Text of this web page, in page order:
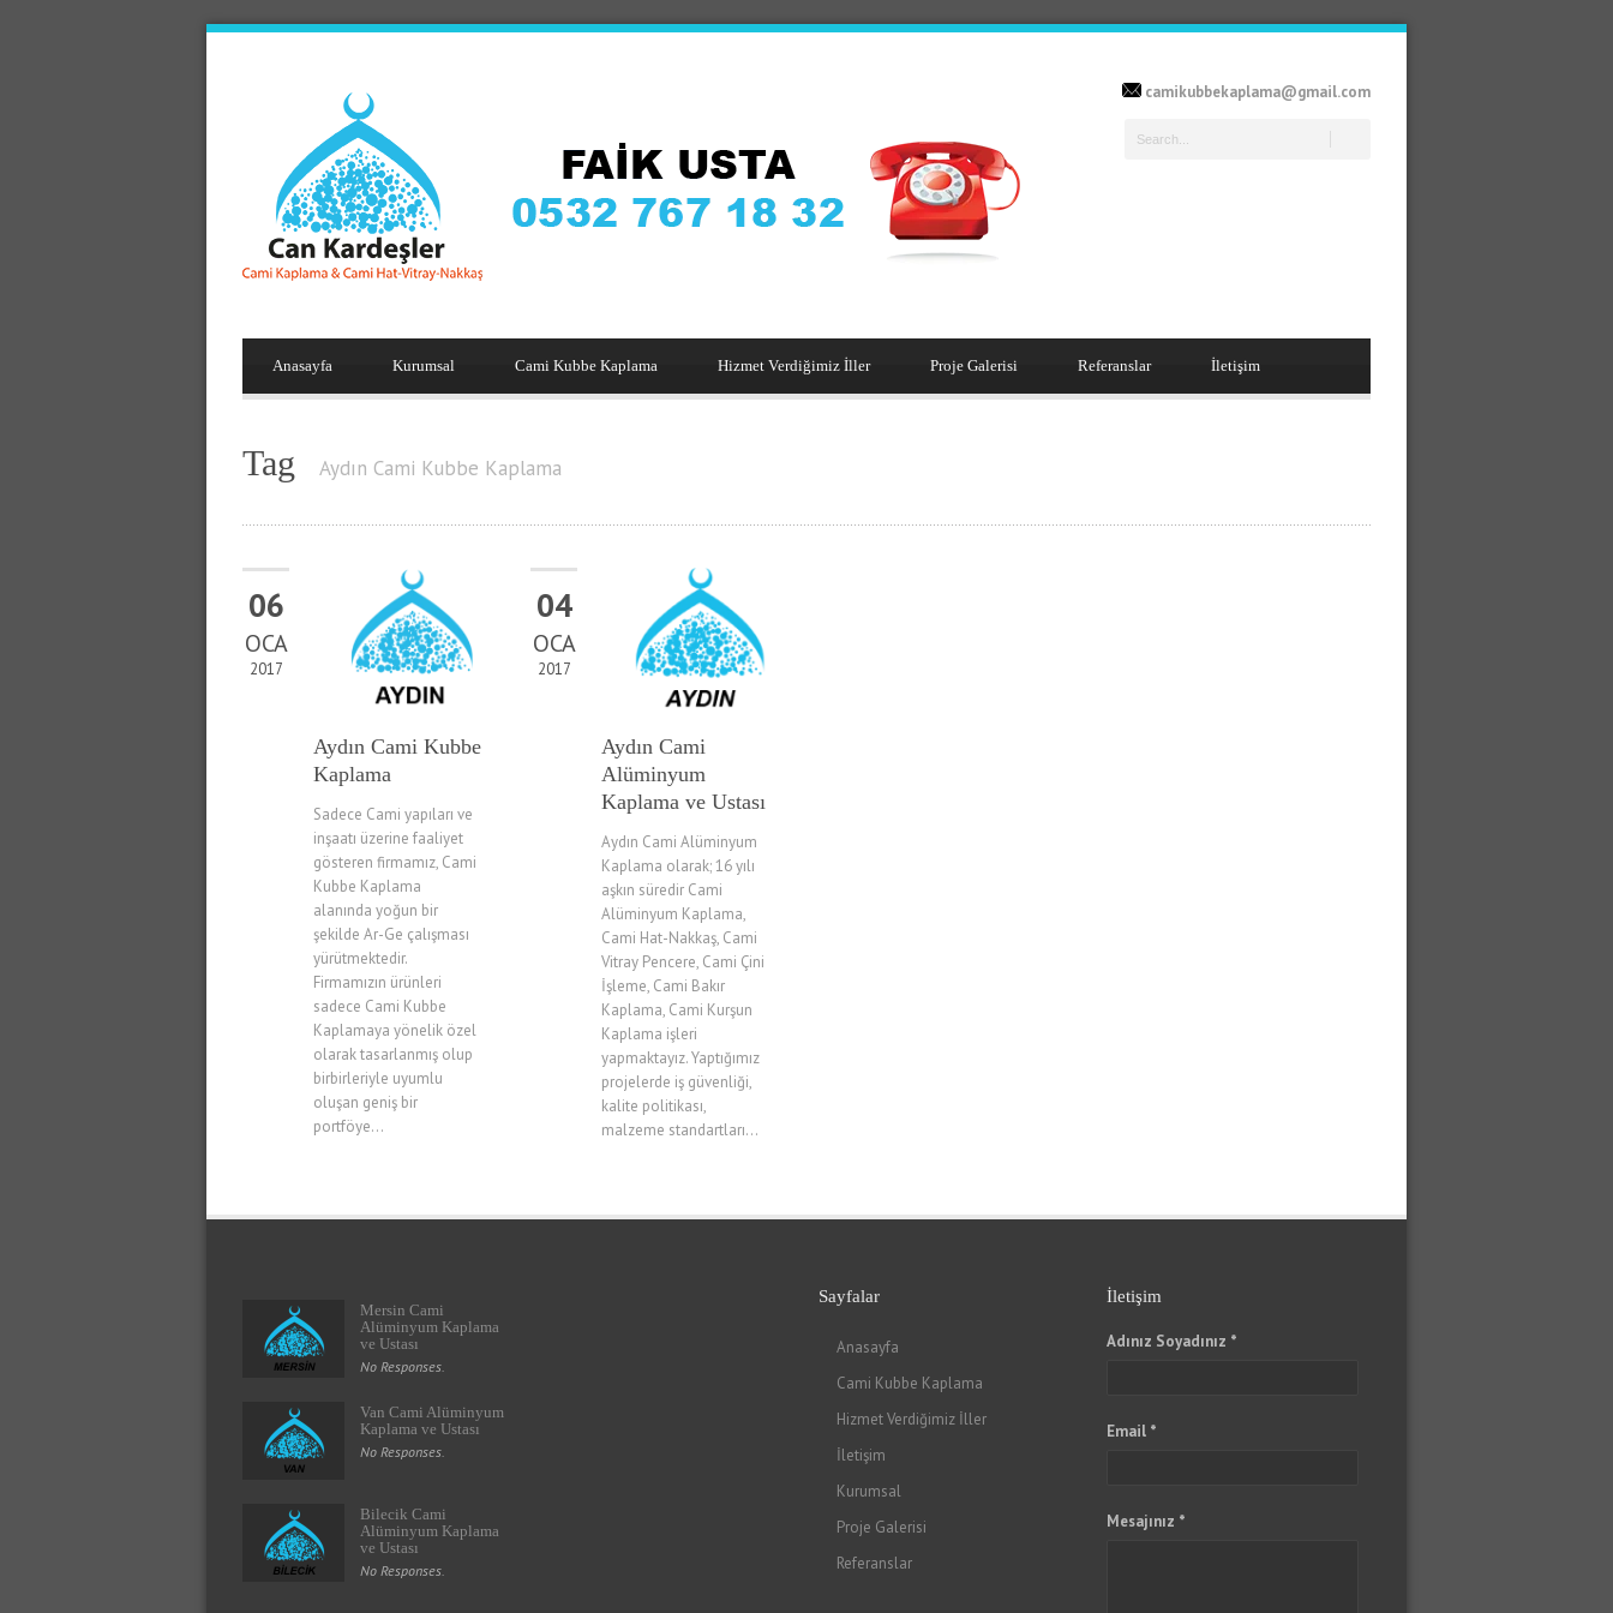
camikubbekaplama@gmail.com
Anasayfa Kurumsal Cami Kubbe Kaplama Hizmet Verdiğimiz İller Proje Galerisi Referanslar İletişim
Tag Aydın Cami Kubbe Kaplama
06
OCA
2017
Aydın Cami Kubbe
Kaplama
Sadece Cami yapıları ve
inşaatı üzerine faaliyet
gösteren firmamız, Cami
Kubbe Kaplama
alanında yoğun bir
şekilde Ar-Ge çalışması
yürütmektedir.
Firmamızın ürünleri
sadece Cami Kubbe
Kaplamaya yönelik özel
olarak tasarlanmış olup
birbirleriyle uyumlu
oluşan geniş bir
portföye...
04
OCA
2017
Aydın Cami
Alüminyum
Kaplama ve Ustası
Aydın Cami Alüminyum
Kaplama olarak; 16 yılı
aşkın süredir Cami
Alüminyum Kaplama,
Cami Hat-Nakkaş, Cami
Vitray Pencere, Cami Çini
İşleme, Cami Bakır
Kaplama, Cami Kurşun
Kaplama işleri
yapmaktayız. Yaptığımız
projelerde iş güvenliği,
kalite politikası,
malzeme standartları...
Mersin Cami
Alüminyum Kaplama
ve Ustası
No Responses.
Van Cami Alüminyum
Kaplama ve Ustası
No Responses.
Bilecik Cami
Alüminyum Kaplama
ve Ustası
No Responses.
Sayfalar
Anasayfa
Cami Kubbe Kaplama
Hizmet Verdiğimiz İller
İletişim
Kurumsal
Proje Galerisi
Referanslar
İletişim
Adınız Soyadınız *
Email *
Mesajınız *